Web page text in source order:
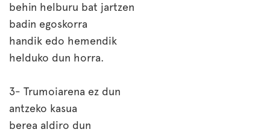
behin helburu bat jartzen
badin egoskorra
handik edo hemendik
helduko dun horra.
3- Trumoiarena ez dun
antzeko kasua
berea aldiro dun